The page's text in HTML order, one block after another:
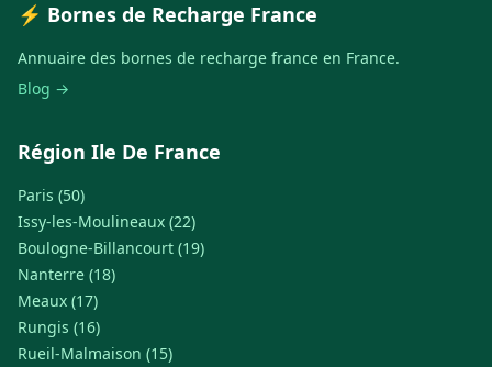
⚡ Bornes de Recharge France
Annuaire des bornes de recharge france en France.
Blog →
Région Ile De France
Paris (50)
Issy-les-Moulineaux (22)
Boulogne-Billancourt (19)
Nanterre (18)
Meaux (17)
Rungis (16)
Rueil-Malmaison (15)